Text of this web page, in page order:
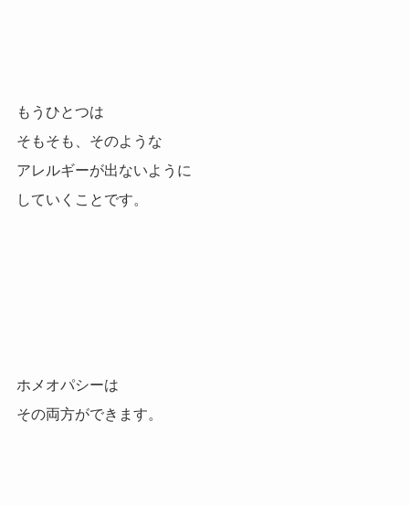
もうひとつは
そもそも、そのような
アレルギーが出ないように
していくことです。
ホメオパシーは
その両方ができます。